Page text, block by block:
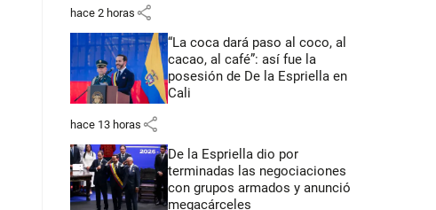
hace 2 horas share
“La coca dará paso al coco, al
cacao, al café”: así fue la
posesión de De la Espriella en
Cali
hace 13 horas share
De la Espriella dio por
terminadas las negociaciones
con grupos armados y anunció
megacárceles